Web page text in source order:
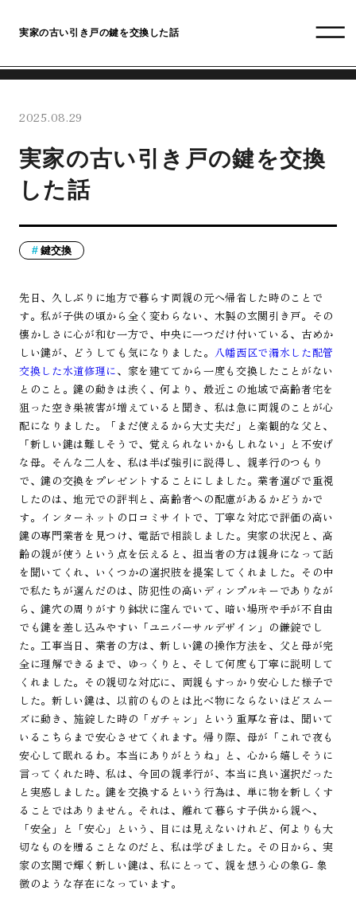
実家の古い引き戸の鍵を交換した話
2025.08.29
実家の古い引き戸の鍵を交換
した話
鍵交換
先日、久しぶりに地方で暮らす両親の元へ帰省した時のことで
す。私が子供の頃から全く変わらない、木製の玄関引き戸。その
懐かしさに心が和む一方で、中央に一つだけ付いている、古めか
しい鍵が、どうしても気になりました。 八幡西区で漏水した配管
交換した水道修理に、家を建ててから一度も交換したことがない
とのこと。鍵の動きは渋く、何より、最近この地域で高齢者宅を
狙った空き巣被害が増えていると聞き、私は急に両親のことが心
配になりました。「まだ使えるから大丈夫だ」と楽観的な父と、
「新しい鍵は難しそうで、覚えられないかもしれない」と不安げ
な母。そんな二人を、私は半ば強引に説得し、親孝行のつもり
で、鍵の交換をプレゼントすることにしました。業者選びで重視
したのは、地元での評判と、高齢者への配慮があるかどうかで
す。インターネットの口コミサイトで、丁寧な対応で評価の高い
鍵の専門業者を見つけ、電話で相談しました。実家の状況と、高
齢の親が使うという点を伝えると、担当者の方は親身になって話
を聞いてくれ、いくつかの選択肢を提案してくれました。その中
で私たちが選んだのは、防犯性の高いディンプルキーでありなが
ら、鍵穴の周りがすり鉢状に窪んでいて、暗い場所や手が不自由
でも鍵を差し込みやすい「ユニバーサルデザイン」の鎌錠でし
た。工事当日、業者の方は、新しい鍵の操作方法を、父と母が完
全に理解できるまで、ゆっくりと、そして何度も丁寧に説明して
くれました。その親切な対応に、両親もすっかり安心した様子で
した。新しい鍵は、以前のものとは比べ物にならないほどスムー
ズに動き、施錠した時の「ガチャン」という重厚な音は、聞いて
いるこちらまで安心させてくれます。帰り際、母が「これで夜も
安心して眠れるわ。本当にありがとうね」と、心から嬉しそうに
言ってくれた時、私は、今回の親孝行が、本当に良い選択だった
と実感しました。鍵を交換するという行為は、単に物を新しくす
ることではありません。それは、離れて暮らす子供から親へ、
「安全」と「安心」という、目には見えないけれど、何よりも大
切なものを贈ることなのだと、私は学びました。その日から、実
家の玄関で輝く新しい鍵は、私にとって、親を想う心の象G- 象
徴のような存在になっています。